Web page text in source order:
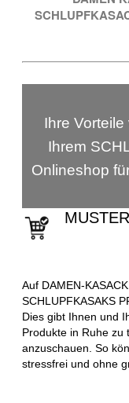
Ihre Vorteile
Ihrem
Onlineshop
Auf DAMEN-
SCHLUPFKASAKS
Dies gibt Ihnen und
Produkte in Ruhe zu
anzuschauen. So
stressfrei und ohne